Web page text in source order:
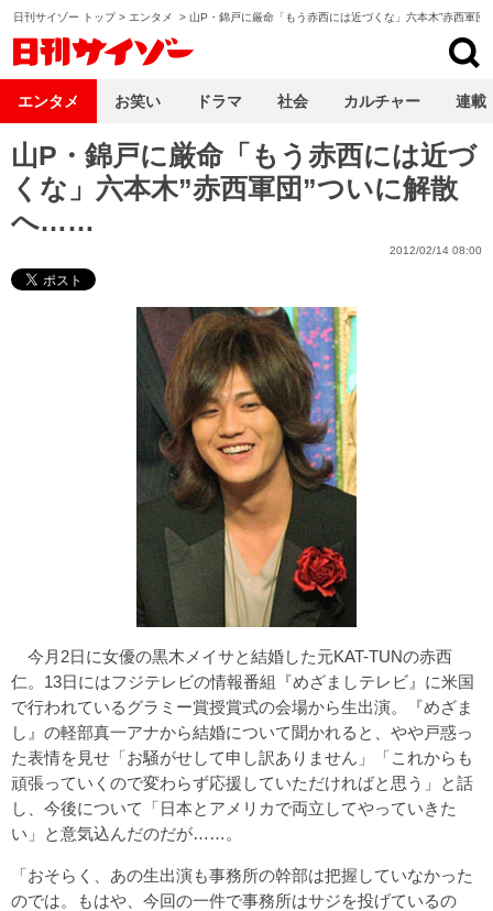
日刊サイゾー トップ> エンタメ > 山P・錦戸に厳命「もう赤西には近づくな」六本木”赤西軍
山P・錦戸に厳命「もう赤西には近づ
くな」六本木”赤西軍団”ついに解散
へ……
2012/02/14 08:00
今月2日に女優の黒木メイサと結婚した元KAT-TUNの赤西
仁。13日にはフジテレビの情報番組『めざましテレビ』に米国
で行われているグラミー賞授賞式の会場から生出演。『めざま
し』の軽部真一アナから結婚について聞かれると、やや戸惑っ
た表情を見せ「お騒がせして申し訳ありません」「これからも
頑張っていくので変わらず応援していただければと思う」と話
し、今後について「日本とアメリカで両立してやっていきた
い」と意気込んだのだが……。
「おそらく、あの生出演も事務所の幹部は把握していなかった
のでは。もはや、今回の一件で事務所はサジを投げているの
エンタメ お笑い ドラマ 社会 カルチャー 連載